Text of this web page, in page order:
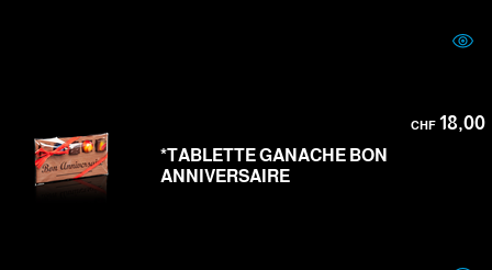
CHF18,00
*TABLETTE GANACHE BON
ANNIVERSAIRE